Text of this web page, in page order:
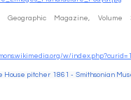
w/
House pitcher 1861 - Smithsonian